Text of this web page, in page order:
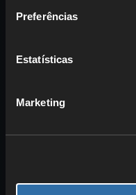
Preferências
Estatísticas
Marketing
Etiqueta
Concha